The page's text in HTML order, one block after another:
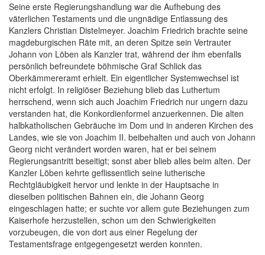
Seine erste Regierungshandlung war die Aufhebung des
väterlichen Testaments und die ungnädige Entlassung des
Kanzlers Christian Distelmeyer. Joachim Friedrich brachte seine
magdeburgischen Räte mit, an deren Spitze sein Vertrauter
Johann von Löben als Kanzler trat, während der ihm ebenfalls
persönlich befreundete böhmische Graf Schlick das
Oberkämmereramt erhielt. Ein eigentlicher Systemwechsel ist
nicht erfolgt. In religiöser Beziehung blieb das Luthertum
herrschend, wenn sich auch Joachim Friedrich nur ungern dazu
verstanden hat, die Konkordienformel anzuerkennen. Die alten
halbkatholischen Gebräuche im Dom und in anderen Kirchen des
Landes, wie sie von Joachim II. beibehalten und auch von Johann
Georg nicht verändert worden waren, hat er bei seinem
Regierungsantritt beseitigt; sonst aber blieb alles beim alten. Der
Kanzler Löben kehrte geflissentlich seine lutherische
Rechtgläubigkeit hervor und lenkte in der Hauptsache in
dieselben politischen Bahnen ein, die Johann Georg
eingeschlagen hatte; er suchte vor allem gute Beziehungen zum
Kaiserhofe herzustellen, schon um den Schwierigkeiten
vorzubeugen, die von dort aus einer Regelung der
Testamentsfrage entgegengesetzt werden konnten.